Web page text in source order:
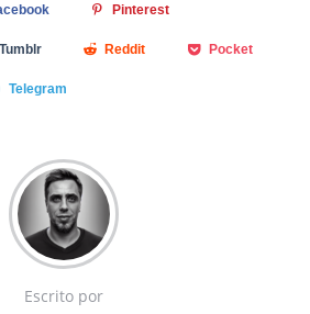
Pinterest
Tumblr Reddit Pocket
Telegram
Escrito por